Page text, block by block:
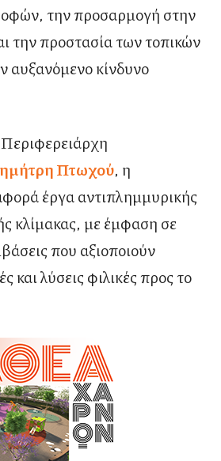
την προσαρμογή στην
την προστασία των τοπικών
αυξανόμενο κίνδυνο
Πτωχού, η
έργα αντιπλημμυρικής
κλίμακας, με έμφαση σε
που αξιοποιούν
και λύσεις φιλικές προς το